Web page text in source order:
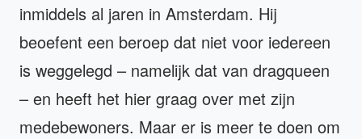
inmiddels al jaren in Amsterdam. Hij
beoefent een beroep dat niet voor iedereen
is weggelegd – namelijk dat van dragqueen
– en heeft het hier graag over met zijn
medebewoners. Maar er is meer te doen om